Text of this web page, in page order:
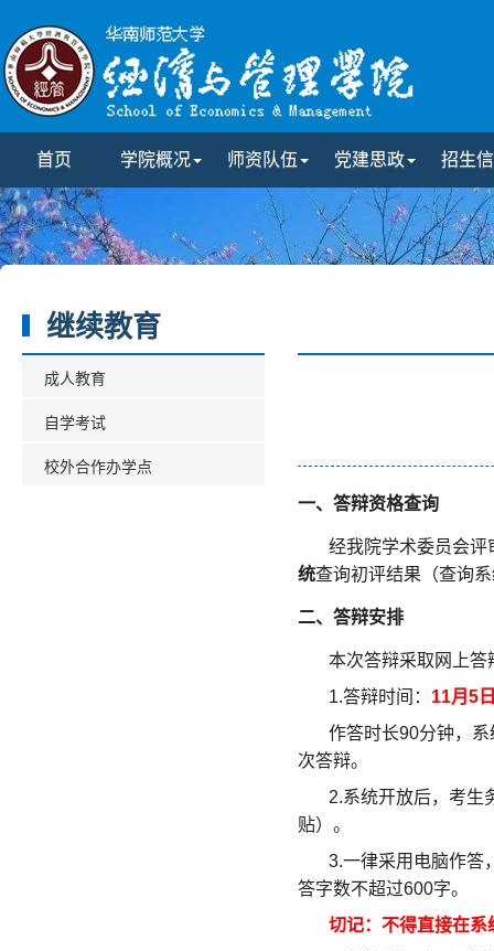
首页 学院概况 师资队伍 党建思政 招生
继续教育
成人教育
自学考试
校外合作办学点
一、答辩资格查询
经我院学术委员会评
统查询初评结果（查询
二、答辩安排
本次答辩采取网上答
1.答辩时间： 11月 5
作答时长90分钟，
次答辩。
2.系统开放后，考生
贴）。
3.一律采用电脑作答
答字数不超过600字。
切记：不得直接在系